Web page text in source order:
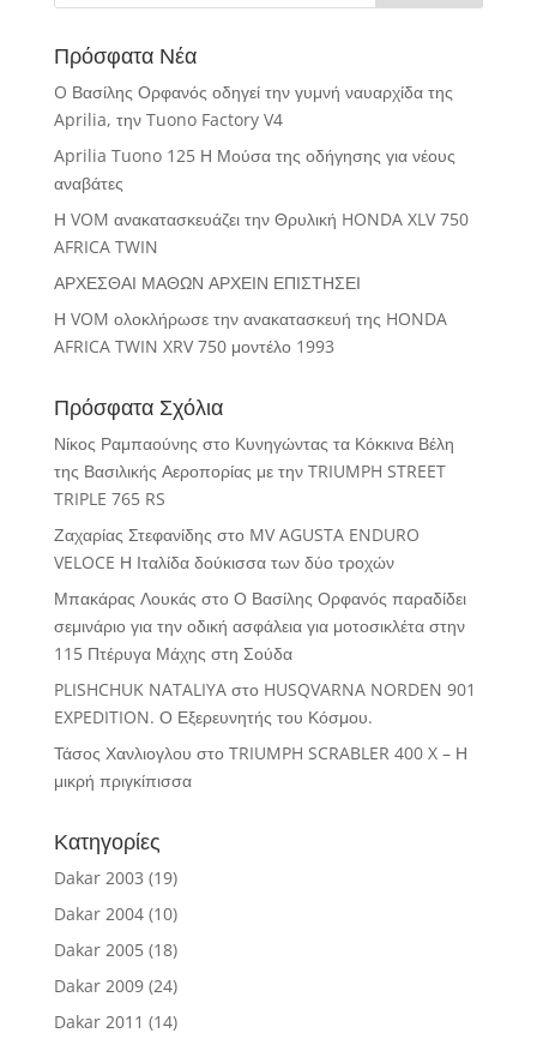
Πρόσφατα Νέα
O Βασίλης Ορφανός οδηγεί την γυμνή ναυαρχίδα της
Aprilia, την Tuono Factory V4
Aprilia Tuono 125 Η Μούσα της οδήγησης για νέους
αναβάτες
Η VOM ανακατασκευάζει την Θρυλική HONDA XLV 750
AFRICA TWIN
ΑΡΧΕΣΘΑΙ ΜΑΘΩΝ ΑΡΧΕΙΝ ΕΠΙΣΤΗΣΕΙ
Η VOM ολοκλήρωσε την ανακατασκευή της HONDA
AFRICA TWIN XRV 750 μοντέλο 1993
Πρόσφατα Σχόλια
Νίκος Ραμπαούνης στο Κυνηγώντας τα Κόκκινα Βέλη
της Βασιλικής Αεροπορίας με την TRIUMPH STREET
TRIPLE 765 RS
Ζαχαρίας Στεφανίδης στο MV AGUSTA ENDURO
VELOCE Η Ιταλίδα δούκισσα των δύο τροχών
Μπακάρας Λουκάς στο Ο Βασίλης Ορφανός παραδίδει
σεμινάριο για την οδική ασφάλεια για μοτοσικλέτα στην
115 Πτέρυγα Μάχης στη Σούδα
PLISHCHUK NATALIYAστο HUSQVARNA NORDEN 901
EXPEDITION. Ο Εξερευνητής του Κόσμου.
Τάσος Χανλιογλου στο TRIUMPH SCRABLER 400 X – Η
μικρή πριγκίπισσα
Κατηγορίες
Dakar 2003 (19)
Dakar 2004(10)
Dakar 2005(18)
Dakar 2009(24)
Dakar 2011 (14)